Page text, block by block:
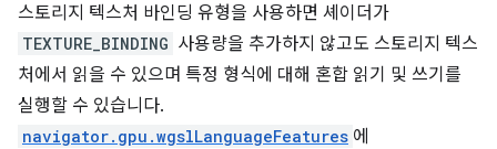
스토리지 텍스처 바인딩 유형을 사용하면 셰이더가
TEXTURE_BINDING 사용량을 추가하지 않고도 스토리지 텍스
처에서 읽을 수 있으며 특정 형식에 대해 혼합 읽기 및 쓰기를
실행할 수 있습니다.
navigator.gpu.wgslLanguageFeatures 에